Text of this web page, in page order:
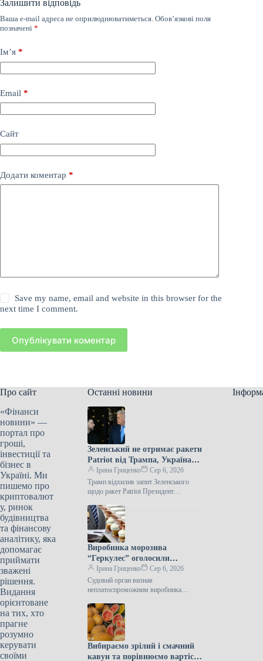
Залишити відповідь
Ваша e-mail адреса не оприлюднюватиметься. Обов’язкові поля
позначені *
Ім’я *
Email *
Сайт
Додати коментар *
Save my name, email and website in this browser for the
next time I comment.
Опублікувати коментар
Про сайт
«Фінанси
новини» —
портал про
гроші,
інвестиції та
бізнес в
Україні. Ми
пишемо про
криптовалют
у, ринок
будівництва
та фінансову
аналітику, яка
допомагає
приймати
зважені
рішення.
Видання
орієнтоване
на тих, хто
прагне
розумно
керувати
своїми
Останні новини
Зеленський не отримає ракети
Patriot від Трампа, Україна
залишилася без них.
Ірина Гриценко
Сер 6, 2026
Трамп відхилив запит Зеленського
щодо ракет Patriot Президент
задовольнив прохання Володимира
Зеленського про передачу Україні
Виробника морозива
“Геркулес” оголосили
банкрутом через борги на
мільярди.
Ірина Гриценко
Сер 6, 2026
Судовий орган визнав
неплатоспроможним виробника
Донецької області оголосив банкрутом
приватне акціонерне товариство
“Геркулес” — колишнього
Вибираємо зрілий і смачний
кавун та порівнюємо вартість